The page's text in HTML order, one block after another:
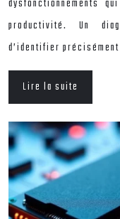
productivité. Un
d’identifier
Lire la suite